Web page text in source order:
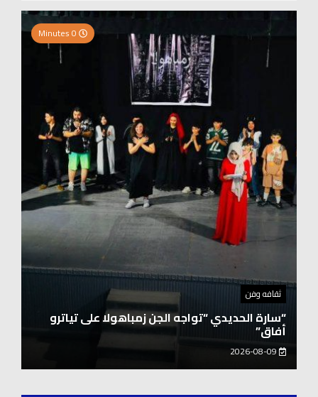
توك شو
حفيد الشيخ محمد صالح بن كلوت شيخ رحالة
عابروالربع الخالى.. مرافقو مبارك بن لندن يتكلمون
يزور هويداعطا في بيتها ومؤسستها